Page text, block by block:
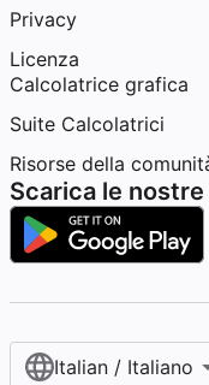
Privacy
Licenza
Calcolatrice grafica
Suite Calcolatrici
Risorse della
Scarica le
Italian / Italiano‎